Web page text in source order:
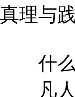
真理与
什么
凡人